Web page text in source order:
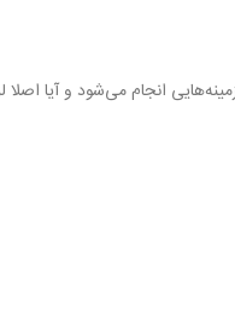
انجام می‌شود و آیا اصلا